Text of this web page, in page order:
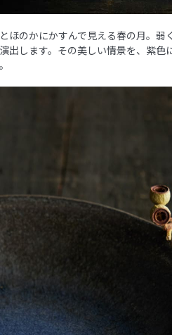
ほのかにかすんで見える春の月。弱
出します。その美しい情景を、紫色